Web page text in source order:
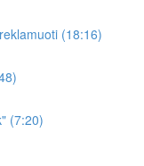
(18:16)
(7:20)